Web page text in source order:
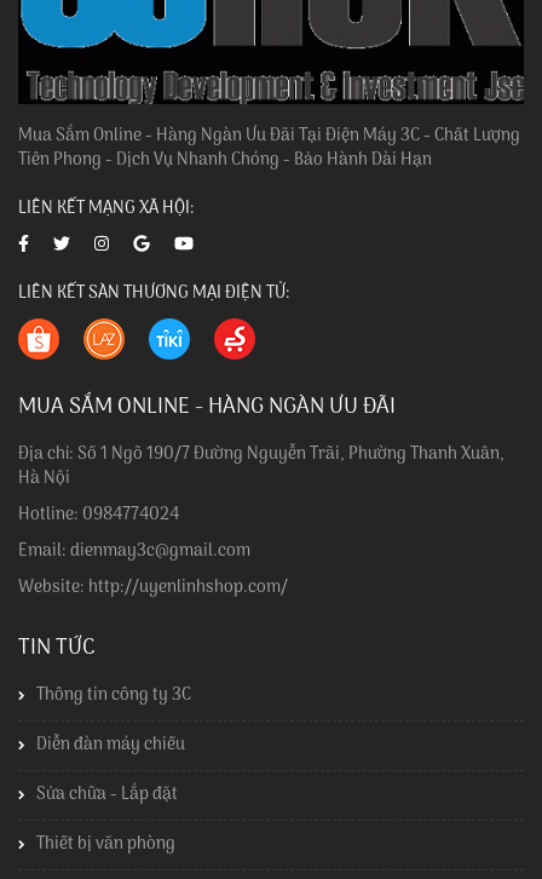
Mua Sắm Online - Hàng Ngàn Ưu Đãi Tại Điện Máy 3C - Chất Lượng
Tiên Phong - Dịch Vụ Nhanh Chóng - Bảo Hành Dài Hạn
LIÊN KẾT MẠNG XÃ HỘI:
LIÊN KẾT SÀN THƯƠNG MẠI ĐIỆN TỬ:
MUA SẮM ONLINE - HÀNG NGÀN ƯU ĐÃI
Địa chỉ: Số 1 Ngõ 190/7 Đường Nguyễn Trãi, Phường Thanh Xuân,
Hà Nội
Hotline: 0984774024
Email: dienmay3c@gmail.com
Website: http://uyenlinhshop.com/
TIN TỨC
Thông tin công ty 3C
Diễn đàn máy chiếu
Sửa chữa - Lắp đặt
Thiết bị văn phòng